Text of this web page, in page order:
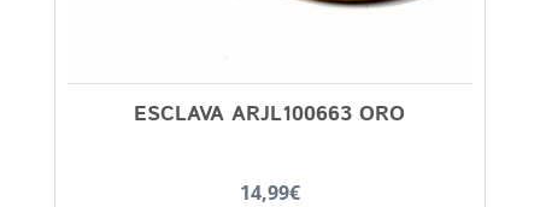
ESCLAVA ARJL100663 ORO
14,99€